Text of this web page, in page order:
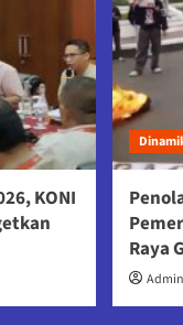
KONI
Raya
Admin